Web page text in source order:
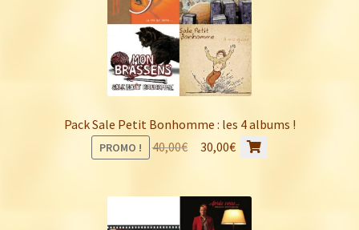
Pack Sale Petit Bonhomme : les 4 albums !
PROMO ! 40,00€
Le
était :
40,00€.
30,00€ Le
est :
30,00€.